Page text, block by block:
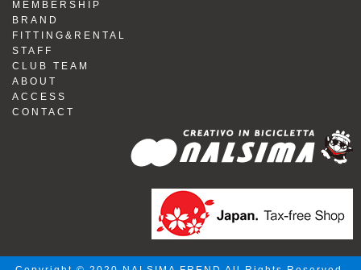
MEMBERSHIP
BRAND
FITTING&RENTAL
STAFF
CLUB TEAM
ABOUT
ACCESS
CONTACT